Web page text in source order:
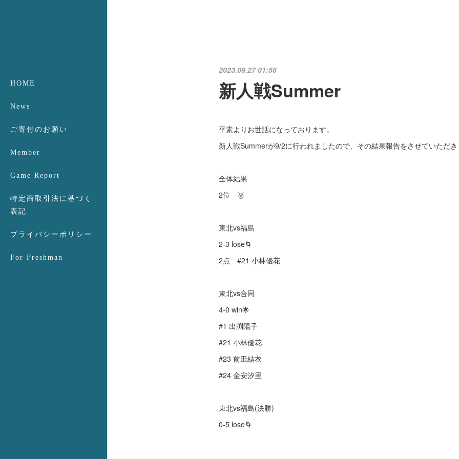
HOME
News
ご寄付のお願い
Member
Game Report
特定商取引法に基づく
表記
プライバシーポリシー
For Freshman
2023.09.27 01:56
新人戦Summer
平素よりお世話になっております。
新人戦Summerが9/2に行われましたので、その結果報告をさせていただ
全体結果
2位 🥈
東北vs福島
2-3 lose🌀
2点 #21 小林優花
東北vs合同
4-0 win🌟
#1 出渕陽子
#21 小林優花
#23 前田結衣
#24 金安汐里
東北vs福島(決勝)
0-5 lose🌀